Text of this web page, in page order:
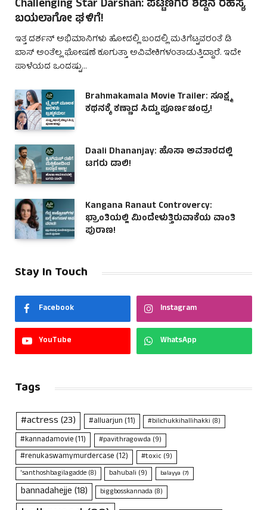
Challenging Star Darshan: ಪಟ್ಟಣಗೆರೆ ಶೆಡ್ಡಿನ ರಹಸ್ಯ
ಬಯಲಾಗೋ ಘಳಿಗೆ!
ಇತ್ತ ದರ್ಶನ್ ಅಭಿಮಾನಿಗಳು ಹೋದಲ್ಲಿ ಬಂದಲ್ಲಿ ಮತಿಗೆಟ್ಟವರಂತೆ ಡಿ
ಬಾಸ್ ಅಂತೆಲ್ಲ ಘೋಷಣೆ ಕೂಗುತ್ತಾ ಅವಿವೇಕಿಗಳಂತಾಡುತ್ತಿದ್ದಾರೆ. ಇದೇ
ಪಾಳೆಯದ ಒಂದಷ್ಟು…
Brahmakamala Movie Trailer: ಸೂಕ್ಷ್ಮ
ಕಥನಕ್ಕೆ ಕಣ್ಣಾದ ಸಿದ್ದು ಪೂರ್ಣಚಂದ್ರ!
Daali Dhananjay: ಹೊಸಾ ಅವತಾರದಲ್ಲಿ
ಟಗರು ಡಾಲಿ!
Kangana Ranaut Controvercy:
ಭ್ರಾಂತಿಯಲ್ಲಿ ಮಿಂದೇಳುತ್ತಿರುವಾಕೆಯ ವಾಂತಿ
ಪುರಾಣ!
Stay In Touch
Facebook Instagram
YouTube WhatsApp
Tags
#actress(23) #alluarjun(11) #bilichukkihallihakki (8)
#kannadamovie(11) #pavithragowda (9)
#renukaswamymurdercase(12) #toxic(9)
'santhoshbagilagadde (8) bahubali (9) balayya (7)
bannadahejje(18) biggbosskannada (8)